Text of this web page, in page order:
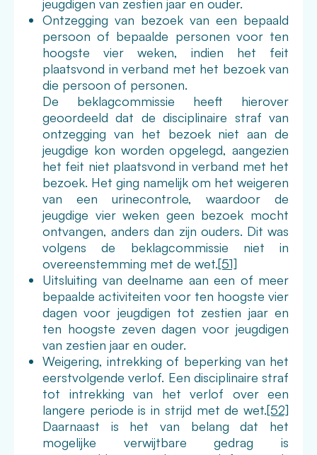
jeugdigen van zestien jaar en ouder.
Ontzegging van bezoek van een bepaald
persoon of bepaalde personen voor ten
hoogste vier weken, indien het feit
plaatsvond in verband met het bezoek van
die persoon of personen.
De beklagcommissie heeft hierover
geoordeeld dat de disciplinaire straf van
ontzegging van het bezoek niet aan de
jeugdige kon worden opgelegd, aangezien
het feit niet plaatsvond in verband met het
bezoek. Het ging namelijk om het weigeren
van een urinecontrole, waardoor de
jeugdige vier weken geen bezoek mocht
ontvangen, anders dan zijn ouders. Dit was
volgens de beklagcommissie niet in
overeenstemming met de wet.[51]
Uitsluiting van deelname aan een of meer
bepaalde activiteiten voor ten hoogste vier
dagen voor jeugdigen tot zestien jaar en
ten hoogste zeven dagen voor jeugdigen
van zestien jaar en ouder.
Weigering, intrekking of beperking van het
eerstvolgende verlof. Een disciplinaire straf
tot intrekking van het verlof over een
langere periode is in strijd met de wet.[52]
Daarnaast is het van belang dat het
mogelijke verwijtbare gedrag is